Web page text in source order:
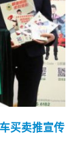
月9日判刑
后更包围金钟